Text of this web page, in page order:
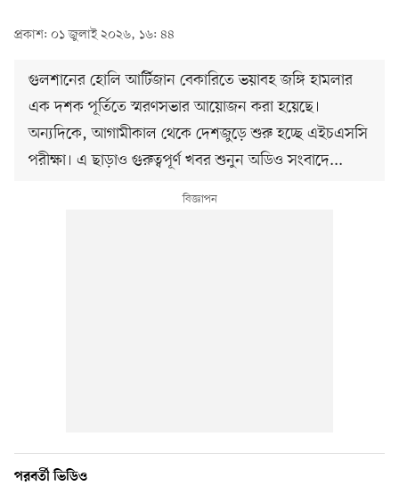
প্রকাশ: ০১ জুলাই ২০২৬, ১৬: ৪৪
গুলশানের হোলি আর্টিজান বেকারিতে ভয়াবহ জঙ্গি হামলার
এক দশক পূর্তিতে স্মরণসভার আয়োজন করা হয়েছে।
অন্যদিকে, আগামীকাল থেকে দেশজুড়ে শুরু হচ্ছে এইচএসসি
পরীক্ষা। এ ছাড়াও গুরুত্বপূর্ণ খবর শুনুন অডিও সংবাদে...
পরবর্তী ভিডিও